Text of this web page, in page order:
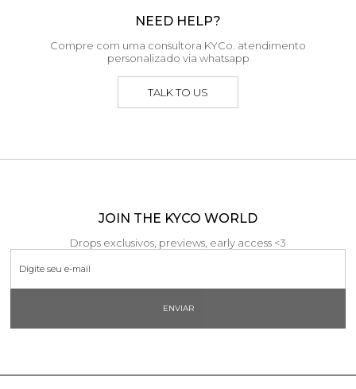
NEED HELP?
Compre com uma consultora KYCo. atendimento
personalizado via whatsapp
TALK TO US
JOIN THE KYCO WORLD
Drops exclusivos, previews, early access <3
ENVIAR